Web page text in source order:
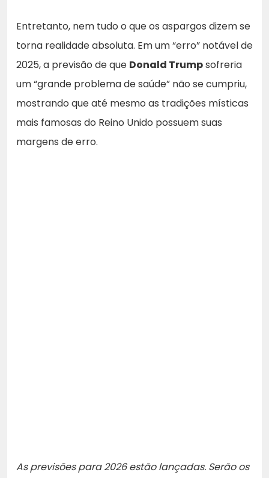
Entretanto, nem tudo o que os aspargos dizem se
torna realidade absoluta. Em um “erro” notável de
2025, a previsão de que Donald Trumpsofreria
um “grande problema de saúde” não se cumpriu,
mostrando que até mesmo as tradições místicas
mais famosas do Reino Unido possuem suas
margens de erro.
As previsões para 2026 estão lançadas. Serão os